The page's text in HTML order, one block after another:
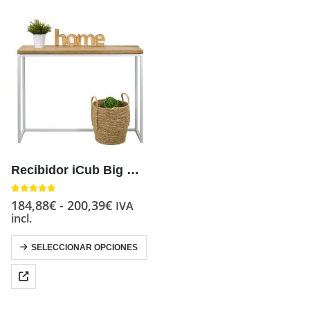
Recibidor iCub Big Wood Estilo Industrial Vintage metal en Blanco
184,88€ - 200,39€ IVA
incl.
SELECCIONAR OPCIONES